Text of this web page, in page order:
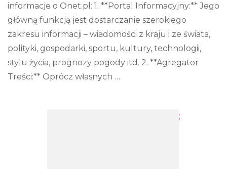
informacje o Onet.pl: 1. **Portal Informacyjny:** Jego
główną funkcją jest dostarczanie szerokiego
zakresu informacji – wiadomości z kraju i ze świata,
polityki, gospodarki, sportu, kultury, technologii,
stylu życia, prognozy pogody itd. 2. **Agregator
Treści:** Oprócz własnych …
;